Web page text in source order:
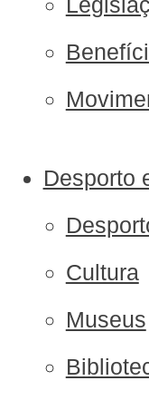
Desporto
Cultura
Museus